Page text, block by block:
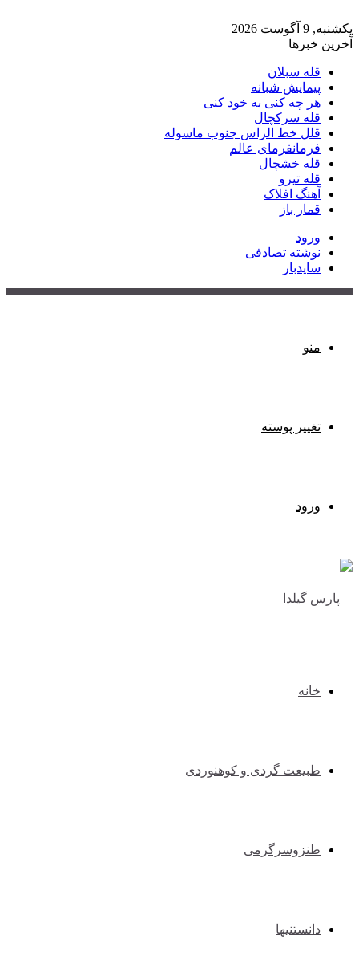
یکشنبه, 9 آگوست 2026
آخرین خبرها
قله سبلان
پیمایش شبانه
هر چه کنی به خود کنی
قله سرکچال
قلل خط الراس جنوب ماسوله
فرمانفرمای عالم
قله خشچال
قله تیرو
آهنگ افلاک
قمار باز
ورود
نوشته تصادفی
سایدبار
منو
تغییر پوسته
ورود
خانه
طبیعت گردی و کوهنوردی
طنزوسرگرمی
دانستنیها